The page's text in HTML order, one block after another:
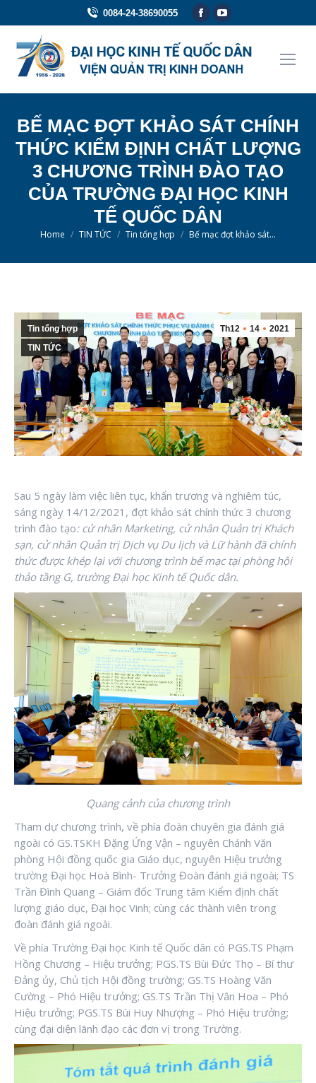
0084-24-38690055
Facebook
opens
in
YouTube
opens
in
BẾ MẠC ĐỢT KHẢO SÁT CHÍNH
THỨC KIỂM ĐỊNH CHẤT LƯỢNG
3 CHƯƠNG TRÌNH ĐÀO TẠO
CỦA TRƯỜNG ĐẠI HỌC KINH
TẾ QUỐC DÂN
You are here:
Home TIN TỨC Tin tổng hợp Bế mạc đợt khảo sát…
Th12 14 2021
Tin tổng hợp
TIN TỨC
Sau 5 ngày làm việc liên tục, khẩn trương và nghiêm túc,
sáng ngày 14/12/2021, đợt khảo sát chính thức 3 chương
trình đào tạo: cử nhân Marketing, cử nhân Quản trị Khách
sạn, cử nhân Quản trị Dịch vụ Du lịch và Lữ hành đã chính
thức được khép lại với chương trình bế mạc tại phòng hội
thảo tầng G, trường Đại học Kinh tế Quốc dân.
Quang cảnh của chương trình
Tham dự chương trình, về phía đoàn chuyên gia đánh giá
ngoài có GS.TSKH Đặng Ứng Vận – nguyên Chánh Văn
phòng Hội đồng quốc gia Giáo dục, nguyên Hiệu trưởng
trường Đại học Hoà Bình- Trưởng Đoàn đánh giá ngoài; TS
Trần Đình Quang – Giám đốc Trung tâm Kiểm định chất
lượng giáo dục, Đại học Vinh; cùng các thành viên trong
đoàn đánh giá ngoài.
Về phía Trường Đại học Kinh tế Quốc dân có PGS.TS Phạm
Hồng Chương – Hiệu trưởng; PGS.TS Bùi Đức Thọ – Bí thư
Đảng ủy, Chủ tịch Hội đồng trường; GS.TS Hoàng Văn
Cường – Phó Hiệu trưởng; GS.TS Trần Thị Vân Hoa – Phó
Hiệu trưởng; PGS.TS Bùi Huy Nhượng – Phó Hiệu trưởng;
cùng đại diện lãnh đạo các đơn vị trong Trường.